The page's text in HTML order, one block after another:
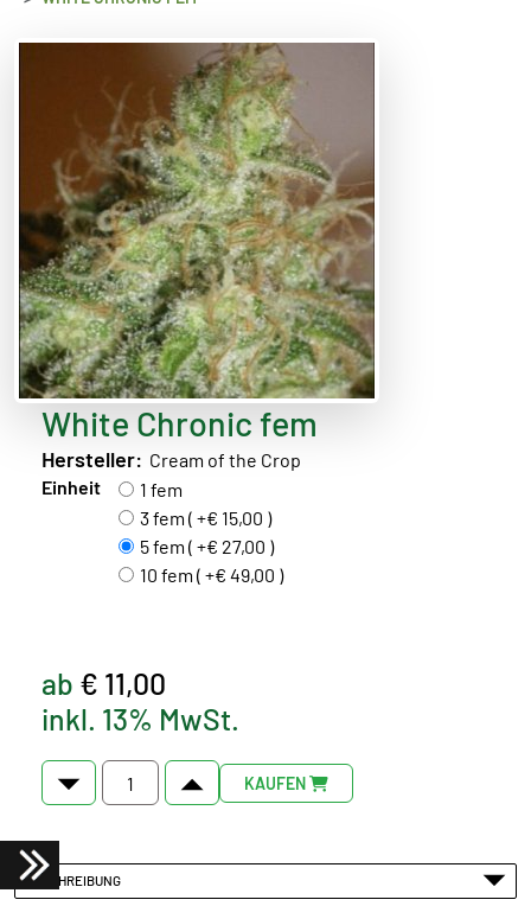
White Chronic fem
Hersteller: Cream of the Crop
Einheit
1 fem
3 fem ( +€ 15,00 )
5 fem ( +€ 27,00 )
10 fem ( +€ 49,00 )
ab € 11,00
inkl. 13% MwSt.
KAUFEN
BESCHREIBUNG